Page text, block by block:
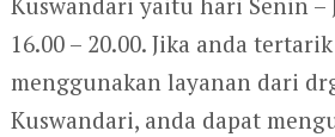
16.00 – 20.00. Jika anda
menggunakan layanan dari
Kuswandari, anda dapat